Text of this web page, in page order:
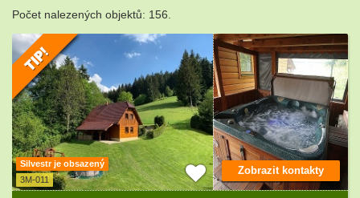
Počet nalezených objektů: 156.
Silvestr je obsazený
3M-011
Zobrazit kontakty